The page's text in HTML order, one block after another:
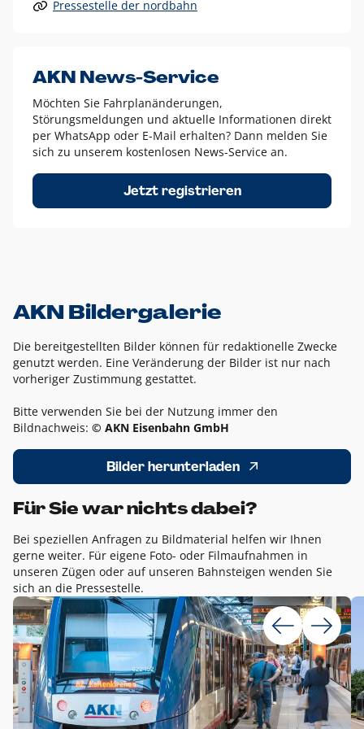
Alle anderen Logo-Varianten dürfen nur in Ausnahmefällen
Diese Ausnahmen sind zum Beispiel:
dem AKN Blau,
weißes Logo auf Fotohintergründen,
schwarzes Logo für reine Schwarz-Weiß-Umsetzungen
Um das Logo herum muss ein Schutzraum von jeweils einer
Höhe bzw. Breite des N aus AKN in alle Richtungen
Pressestelle der nordbahn
AKN News-Service
Möchten Sie Fahrplanänderungen,
Störungsmeldungen und aktuelle Informationen direkt
per WhatsApp oder E-Mail erhalten? Dann melden Sie
sich zu unserem kostenlosen News-Service an.
Jetzt registrieren
AKN Bildergalerie
Die bereitgestellten Bilder können für redaktionelle Zwecke
genutzt werden. Eine Veränderung der Bilder ist nur nach
vorheriger Zustimmung gestattet.
Bitte verwenden Sie bei der Nutzung immer den
Bildnachweis: © AKN Eisenbahn GmbH
Bilder herunterladen
Für Sie war nichts dabei?
Bei speziellen Anfragen zu Bildmaterial helfen wir Ihnen
gerne weiter. Für eigene Foto- oder Filmaufnahmen in
unseren Zügen oder auf unseren Bahnsteigen wenden Sie
sich an die Pressestelle.